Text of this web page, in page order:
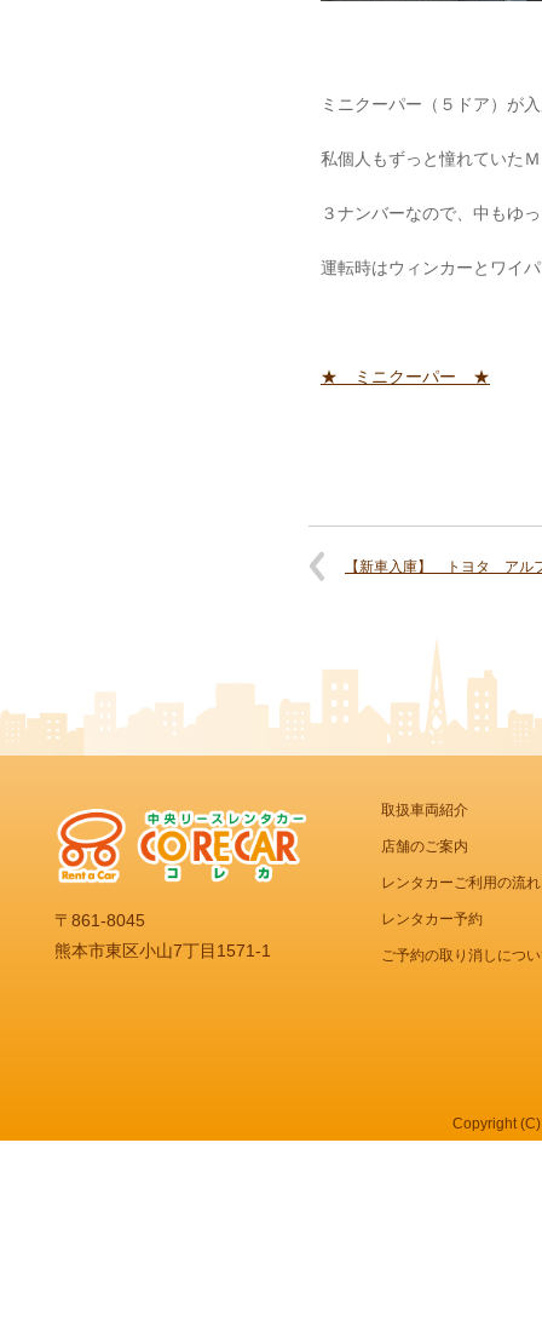
ミニクーパー（５ドア）が
私個人もずっと憧れていた
３ナンバーなので、中もゆ
運転時はウィンカーとワイ
★ ミニクーパー ★
【新車入庫】 トヨタ アル
〒861-8045
熊本市東区小山7丁目1571-1
取扱車両紹介
店舗のご案内
レンタカーご利用の流れ
レンタカー予約
ご予約の取り消しにつ
Copyright